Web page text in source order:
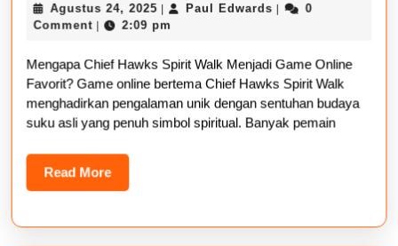
Game
Chief
Hawks
Spirit
Agustus 24, 2025Agustus
24,
Paul Edwards Paul 0
Comment
2:09 pm
Mengapa Chief Hawks Spirit Walk Menjadi Game Online
Favorit? Game online bertema Chief Hawks Spirit Walk
menghadirkan pengalaman unik dengan sentuhan budaya
suku asli yang penuh simbol spiritual. Banyak pemain
Read MoreRead
More